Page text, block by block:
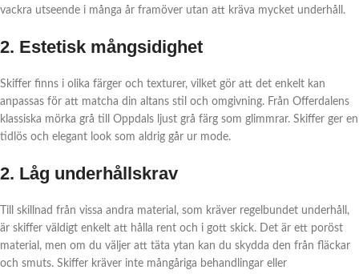
vackra utseende i många år framöver utan att kräva mycket underhåll.
2. Estetisk mångsidighet
Skiffer finns i olika färger och texturer, vilket gör att det enkelt kan
anpassas för att matcha din altans stil och omgivning. Från Offerdalens
klassiska mörka grå till Oppdals ljust grå färg som glimmrar. Skiffer ger en
tidlös och elegant look som aldrig går ur mode.
2. Låg underhållskrav
Till skillnad från vissa andra material, som kräver regelbundet underhåll,
är skiffer väldigt enkelt att hålla rent och i gott skick. Det är ett poröst
material, men om du väljer att täta ytan kan du skydda den från fläckar
och smuts. Skiffer kräver inte mångåriga behandlingar eller